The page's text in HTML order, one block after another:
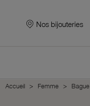
Nos bijouteries
Accueil Femme Bague